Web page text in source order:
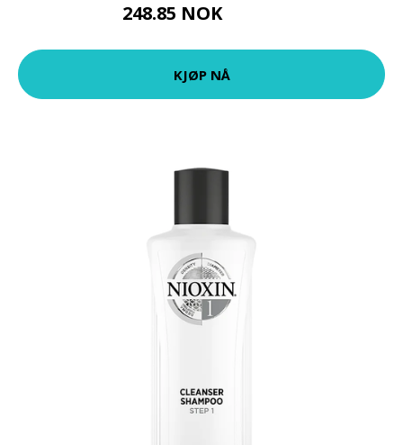
248.85 NOK
KJØP NÅ